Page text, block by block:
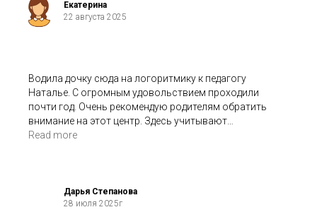
Екатерина
22 августа 2025
Водила дочку сюда на логоритмику к педагогу
Наталье. С огромным удовольствием проходили
почти год. Очень рекомендую родителям обратить
внимание на этот центр. Здесь учитывают
возможности и способности каждого ребенка,
Read more
Дарья Степанова
28 июля 2025г